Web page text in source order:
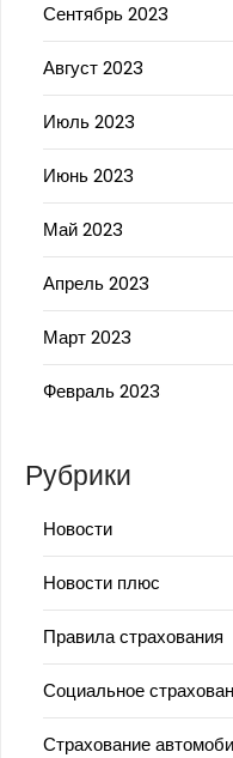
Сентябрь 2023
Август 2023
Июль 2023
Июнь 2023
Май 2023
Апрель 2023
Март 2023
Февраль 2023
Рубрики
Новости
Новости плюс
Правила страхования
Социальное
Страхование